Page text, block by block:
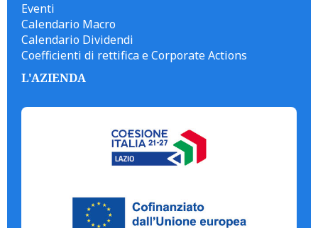
Eventi
Calendario Macro
Calendario Dividendi
Coefficienti di rettifica e Corporate Actions
L'AZIENDA